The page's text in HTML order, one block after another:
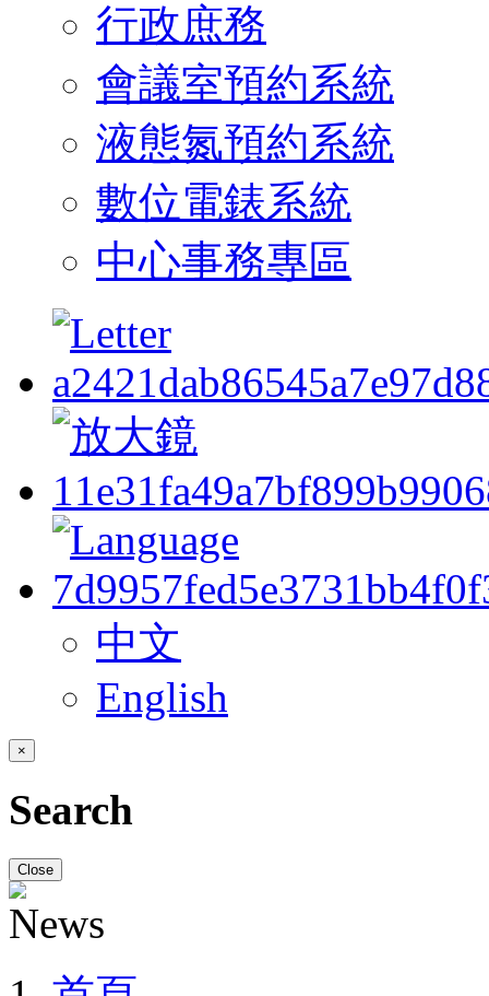
行政庶務
會議室預約系統
液態氮預約系統
數位電錶系統
中心事務專區
中文
English
×
Search
Close